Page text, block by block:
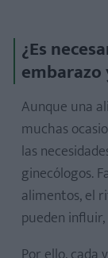
¿Es
embarazo
Aunque una
muchas
las
ginecólogos.
alimentos, el
pueden